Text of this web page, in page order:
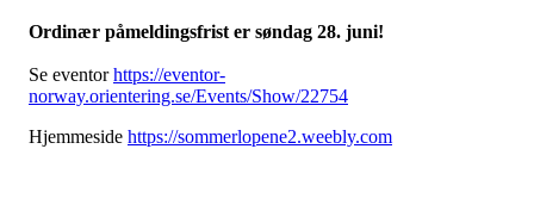
Ordinær påmeldingsfrist er søndag 28. juni!
Se eventorhttps://eventor-
norway.orientering.se/Events/Show/22754
Hjemmeside https://sommerlopene2.weebly.com